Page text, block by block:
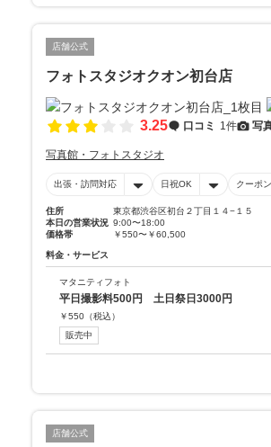
店舗公式
フォトスタジオクオン初台店
3.25 口コミ 1件 写
写真館・フォトスタジオ
出張・訪問対応 日祝OK クーポ
住所
東京都渋谷区初台２丁目１４−１５
本日の営業状況 9:00〜18:00
価格帯
￥550〜￥60,500
料金・サービス
マタニティフォト
平日撮影料500円 土日祭日3000円
￥550 （税込）
販売中
店舗公式